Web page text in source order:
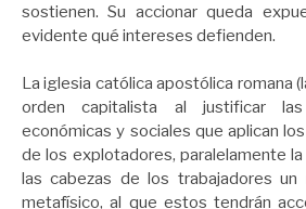
sostienen. Su accionar queda
evidente qué intereses defienden.
La iglesia católica apostólica romana
orden capitalista al justificar
económicas y sociales que aplican
de los explotadores, paralelamente
las cabezas de los trabajadores un
metafísico, al que estos tendrán